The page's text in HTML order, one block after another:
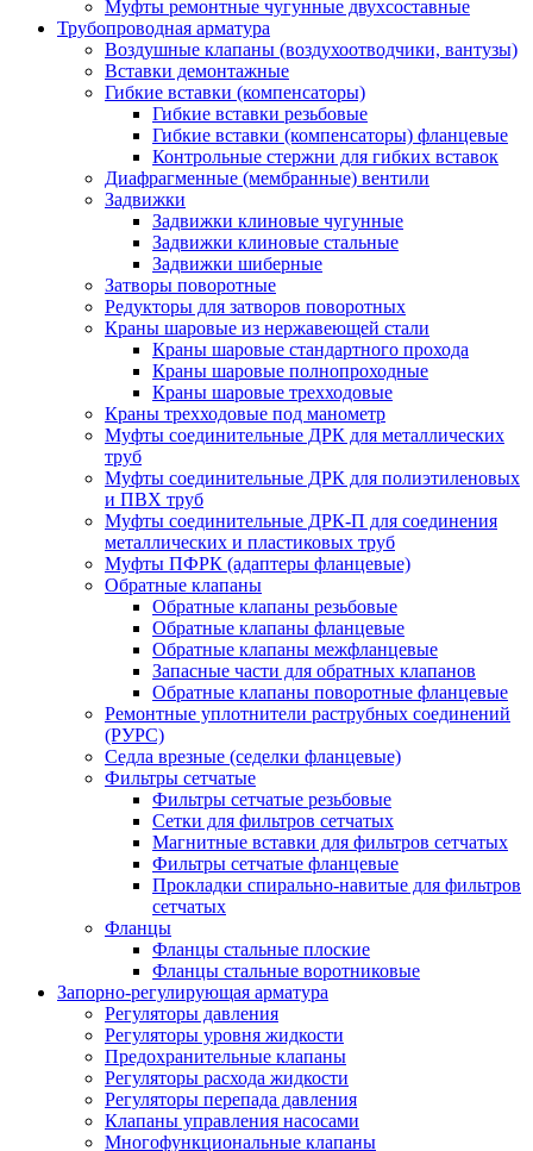
Муфты ремонтные чугунные двухсоставные
Трубопроводная арматура
Воздушные клапаны (воздухоотводчики, вантузы)
Вставки демонтажные
Гибкие вставки (компенсаторы)
Гибкие вставки резьбовые
Гибкие вставки (компенсаторы) фланцевые
Контрольные стержни для гибких вставок
Диафрагменные (мембранные) вентили
Задвижки
Задвижки клиновые чугунные
Задвижки клиновые стальные
Задвижки шиберные
Затворы поворотные
Редукторы для затворов поворотных
Краны шаровые из нержавеющей стали
Краны шаровые стандартного прохода
Краны шаровые полнопроходные
Краны шаровые трехходовые
Краны трехходовые под манометр
Муфты соединительные ДРК для металлических
труб
Муфты соединительные ДРК для полиэтиленовых
и ПВХ труб
Муфты соединительные ДРК-П для соединения
металлических и пластиковых труб
Муфты ПФРК (адаптеры фланцевые)
Обратные клапаны
Обратные клапаны резьбовые
Обратные клапаны фланцевые
Обратные клапаны межфланцевые
Запасные части для обратных клапанов
Обратные клапаны поворотные фланцевые
Ремонтные уплотнители раструбных соединений
(РУРС)
Седла врезные (седелки фланцевые)
Фильтры сетчатые
Фильтры сетчатые резьбовые
Сетки для фильтров сетчатых
Магнитные вставки для фильтров сетчатых
Фильтры сетчатые фланцевые
Прокладки спирально-навитые для фильтров
сетчатых
Фланцы
Фланцы стальные плоские
Фланцы стальные воротниковые
Запорно-регулирующая арматура
Регуляторы давления
Регуляторы уровня жидкости
Предохранительные клапаны
Регуляторы расхода жидкости
Регуляторы перепада давления
Клапаны управления насосами
Многофункциональные клапаны